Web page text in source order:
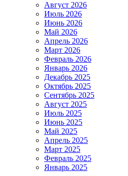
Август 2026
Июль 2026
Июнь 2026
Май 2026
Апрель 2026
Март 2026
Февраль 2026
Январь 2026
Декабрь 2025
Октябрь 2025
Сентябрь 2025
Август 2025
Июль 2025
Июнь 2025
Май 2025
Апрель 2025
Март 2025
Февраль 2025
Январь 2025